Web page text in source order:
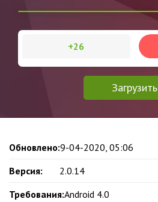
Загрузить
+26
Обновлено:9-04-2020, 05:06
Версия:
2.0.14
Требования:Android 4.0